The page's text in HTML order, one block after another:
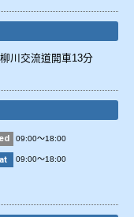
川交流道開車13分
09:00～18:00
09:00～18:00